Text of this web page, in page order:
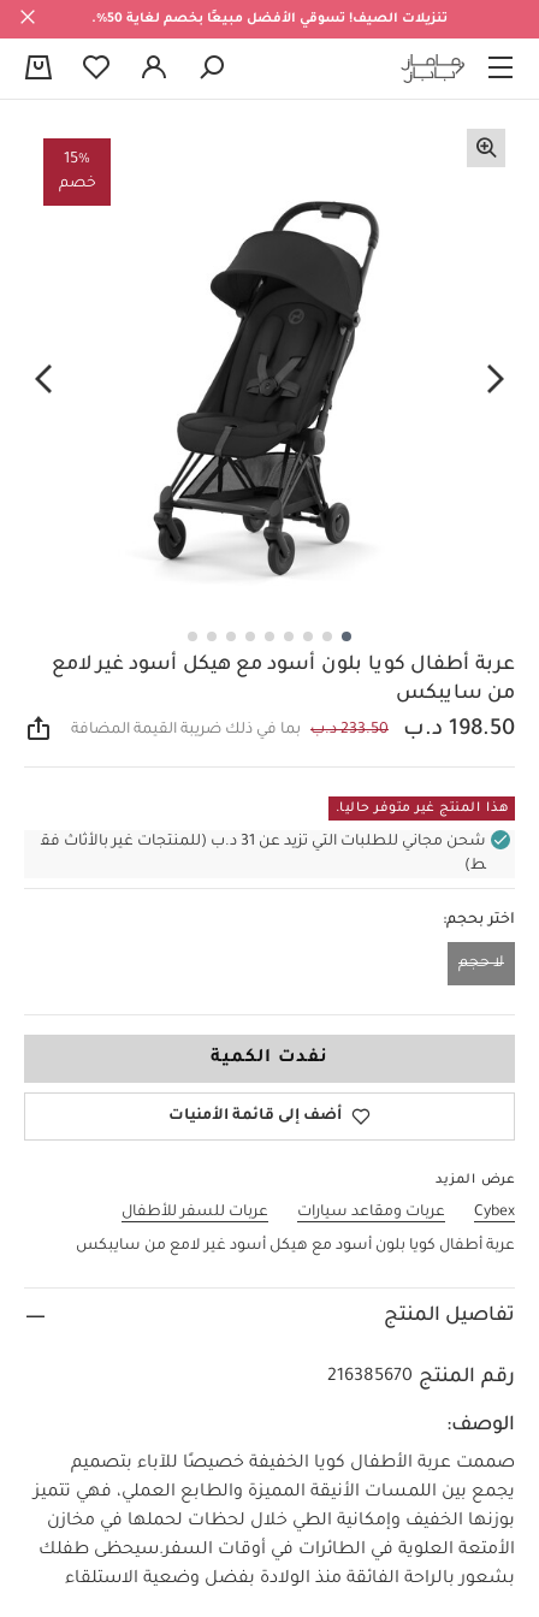
تنزيلات الصيف! تسوقي الأفضل مبيعًا بخصم لغاية 50%.
15%
خصم
عربة أطفال كويا بلون أسود مع هيكل أسود غير لامع
من سايبكس
198.50 د.ب 233.50 د.ب بما في ذلك ضريبة القيمة المضافة
هذا المنتج غير متوفر حاليا.
شحن مجاني للطلبات التي تزيد عن 31 د.ب (للمنتجات غير بالأثاث فق
ط)
اختر بحجم:
لا حجم
نفدت الكمية
أضف إلى قائمة الأمنيات
عرض المزيد
Cybex عربات ومقاعد سيارات
عربات للسفر للأطفال
عربة أطفال كويا بلون أسود مع هيكل أسود غير لامع من سايبكس
تفاصيل المنتج
رقم المنتج 216385670
الوصف:
صممت عربة الأطفال كويا الخفيفة خصيصًا للآباء بتصميم
يجمع بين اللمسات الأنيقة المميزة والطابع العملي، فهي تتميز
بوزنها الخفيف وإمكانية الطي خلال لحظات لحملها في مخازن
الأمتعة العلوية في الطائرات في أوقات السفر.سيحظى طفلك
بشعور بالراحة الفائقة منذ الولادة بفضل وضعية الاستلقاء